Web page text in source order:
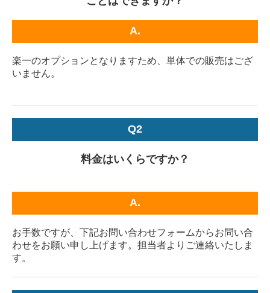
A.
楽一のオプションとなりますため、単体での販売はござ
いません。
Q2
料金はいくらですか？
A.
お手数ですが、下記お問い合わせフォームからお問い合
わせをお願い申し上げます。担当者よりご連絡いたしま
す。